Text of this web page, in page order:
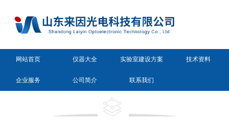
网站首页 仪器大全 实验室建设方案 技术资料
企业服务 公司简介 联系我们